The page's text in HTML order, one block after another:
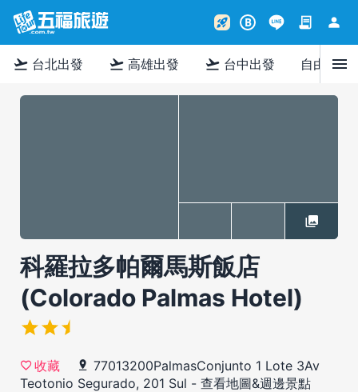
rocket_launch B contract person
flight_takeoff 台北出發 flight_takeoff 高雄出發 flight_takeoff 台中出發 自由行menu
科羅拉多帕爾馬斯飯店
(Colorado Palmas Hotel)
收藏
77013200PalmasConjunto 1 Lote 3Av
Teotonio Segurado, 201 Sul - 查看地圖&週邊景點